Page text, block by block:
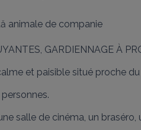
animale de companie
GARDIENNAGE À
et paisible situé proche du
salle de cinéma, un